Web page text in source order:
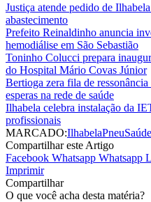
Justiça atende pedido de
abastecimento
Prefeito Reinaldinho anuncia
hemodiálise em São Sebastião
Toninho Colucci prepara
do Hospital Mário Covas Júnior
Bertioga zera fila de
esperas na rede de saúde
Ilhabela celebra instalação da
profissionais
MARCADO:IlhabelaPneuSaúde
Compartilhar este Artigo
Facebook Whatsapp Whatsapp
Imprimir
Compartilhar
O que você acha desta matéria?